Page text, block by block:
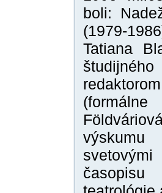
boli:
(1979-
Tatiana
(formálne